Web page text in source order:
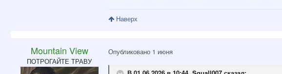
Наверх
Mountain View
ПОТРОГАЙТЕ ТРАВУ
Опубликовано 1 июня